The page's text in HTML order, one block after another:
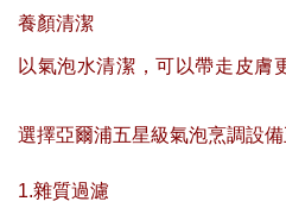
養顏清潔
以氣泡水清潔，可以帶走皮膚
選擇亞爾浦五星級氣泡烹調設
1.雜質過濾